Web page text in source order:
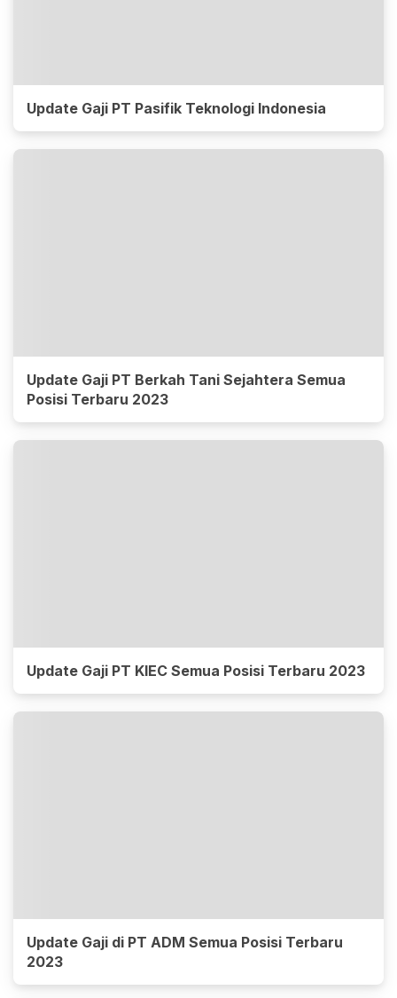
Update Gaji PT Pasifik Teknologi Indonesia
Update Gaji PT Berkah Tani Sejahtera Semua
Posisi Terbaru 2023
Update Gaji PT KIEC Semua Posisi Terbaru 2023
Update Gaji di PT ADM Semua Posisi Terbaru
2023